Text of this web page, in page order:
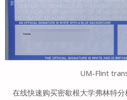
UM-Flint
在线快速购买密歇根大学弗林特分